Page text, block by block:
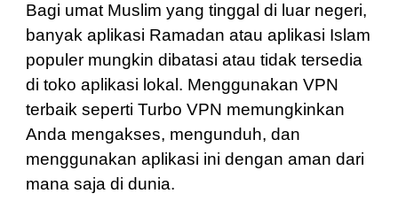
Bagi umat Muslim yang tinggal di luar negeri,
banyak aplikasi Ramadan atau aplikasi Islam
populer mungkin dibatasi atau tidak tersedia
di toko aplikasi lokal. Menggunakan VPN
terbaik seperti Turbo VPN memungkinkan
Anda mengakses, mengunduh, dan
menggunakan aplikasi ini dengan aman dari
mana saja di dunia.